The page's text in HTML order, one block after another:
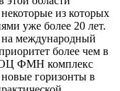
из которых
уже более 20 лет.
международный
более чем в
ФМН комплекс
горизонты в